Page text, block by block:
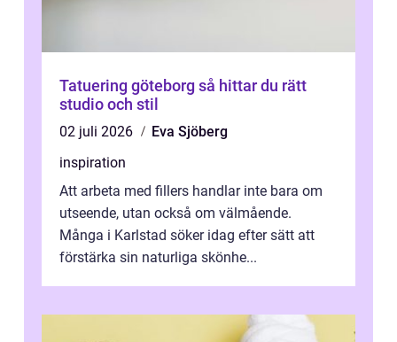
Tatuering göteborg så hittar du rätt
studio och stil
02 juli 2026
Eva Sjöberg
inspiration
Att arbeta med fillers handlar inte bara om
utseende, utan också om välmående.
Många i Karlstad söker idag efter sätt att
förstärka sin naturliga skönhe...